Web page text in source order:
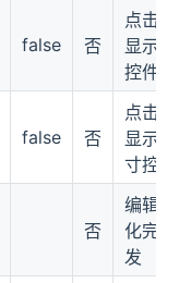
false 否
点击图
显示工
控件
false 否
点击图
显示修
寸控件
否
编辑器
化完成
发